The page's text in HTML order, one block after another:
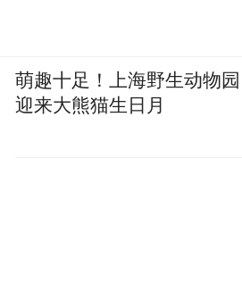
萌趣十足！上海野生动物园
迎来大熊猫生日月